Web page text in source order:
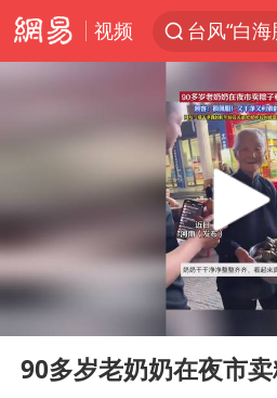
视频
白海豚雨
人形机器
上海地铁4
宇树申购
4.2平卫
白海豚路
律师谈贾
Play
00:00
90多岁老奶奶在夜市